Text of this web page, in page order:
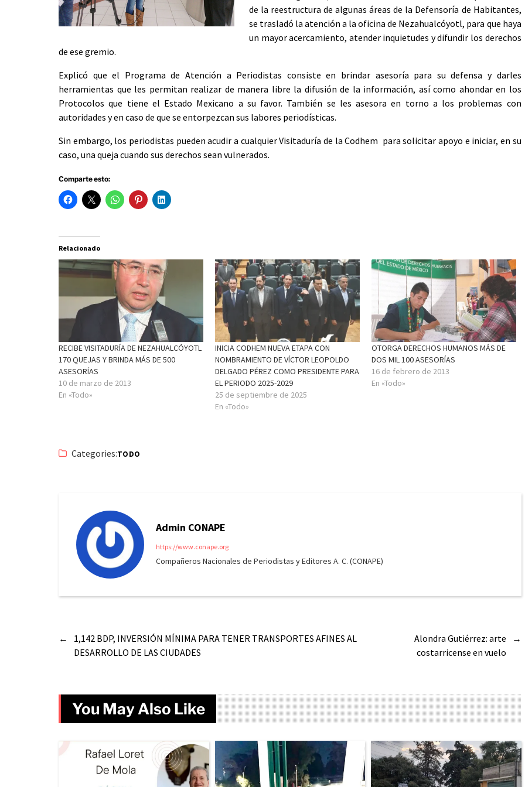
de la reestructura de algunas áreas de la Defensoría de Habitantes,
se trasladó la atención a la oficina de Nezahualcóyotl, para que haya
un mayor acercamiento, atender inquietudes y difundir los derechos
de ese gremio.
Explicó que el Programa de Atención a Periodistas consiste en brindar asesoría para su defensa y darles
herramientas que les permitan realizar de manera libre la difusión de la información, así como ahondar en los
Protocolos que tiene el Estado Mexicano a su favor. También se les asesora en torno a los problemas con
autoridades y en caso de que se entorpezcan sus labores periodísticas.
Sin embargo, los periodistas pueden acudir a cualquier Visitaduría de la Codhem para solicitar apoyo e iniciar, en su
caso, una queja cuando sus derechos sean vulnerados.
Comparte esto:
Relacionado
RECIBE VISITADURÍA DE NEZAHUALCÓYOTL
170 QUEJAS Y BRINDA MÁS DE 500
ASESORÍAS
10 de marzo de 2013
En «Todo»
INICIA CODHEM NUEVA ETAPA CON
NOMBRAMIENTO DE VÍCTOR LEOPOLDO
DELGADO PÉREZ COMO PRESIDENTE PARA
EL PERIODO 2025-2029
25 de septiembre de 2025
En «Todo»
OTORGA DERECHOS HUMANOS MÁS DE
DOS MIL 100 ASESORÍAS
16 de febrero de 2013
En «Todo»
Categories:TODO
Admin CONAPE
https://www.conape.org
Compañeros Nacionales de Periodistas y Editores A. C. (CONAPE)
←
1,142 BDP, INVERSIÓN MÍNIMA PARA TENER TRANSPORTES AFINES AL
DESARROLLO DE LAS CIUDADES
→
Alondra Gutiérrez: arte
costarricense en vuelo
You May Also Like